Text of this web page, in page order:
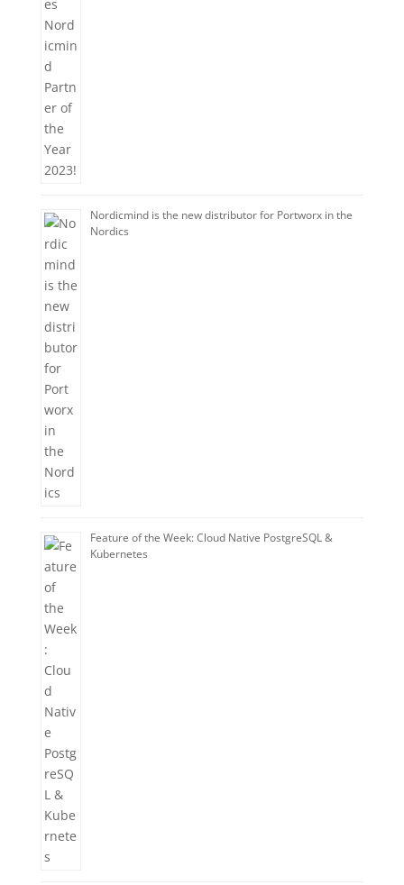
Nordicmind is the new distributor for Portworx in the
Nordics
Feature of the Week: Cloud Native PostgreSQL &
Kubernetes